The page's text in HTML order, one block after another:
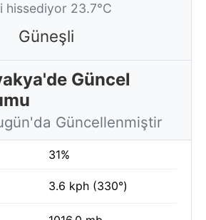
hissediyor 23.7°C
Güneşli
Güncel
Güncellenmiştir
31%
3.6 kph (330°)